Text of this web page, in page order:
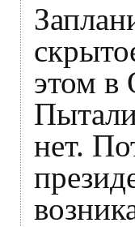
этом в
нет.